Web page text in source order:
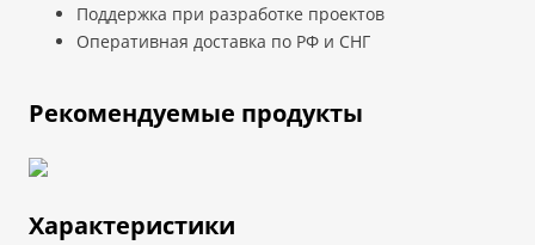
Поддержка при разработке проектов
Оперативная доставка по РФ и СНГ
Рекомендуемые продукты
Характеристики